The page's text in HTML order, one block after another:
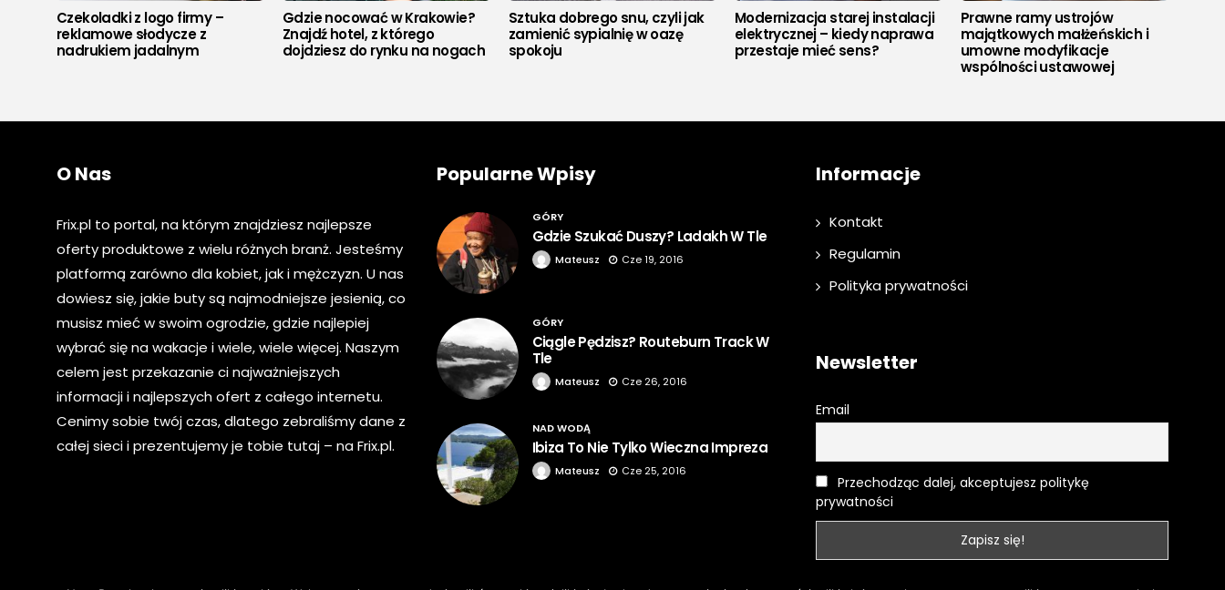
Czekoladki z logo firmy –
reklamowe słodycze z
nadrukiem jadalnym
Gdzie nocować w Krakowie?
Znajdź hotel, z którego
dojdziesz do rynku na nogach
Sztuka dobrego snu, czyli jak
zamienić sypialnię w oazę
spokoju
Modernizacja starej instalacji
elektrycznej – kiedy naprawa
przestaje mieć sens?
Prawne ramy ustrojów
majątkowych małżeńskich i
umowne modyfikacje
wspólności ustawowej
O Nas
Frix.pl to portal, na którym znajdziesz najlepsze
oferty produktowe z wielu różnych branż. Jesteśmy
platformą zarówno dla kobiet, jak i mężczyzn. U nas
dowiesz się, jakie buty są najmodniejsze jesienią, co
musisz mieć w swoim ogrodzie, gdzie najlepiej
wybrać się na wakacje i wiele, wiele więcej. Naszym
celem jest przekazanie ci najważniejszych
informacji i najlepszych ofert z całego internetu.
Cenimy sobie twój czas, dlatego zebraliśmy dane z
całej sieci i prezentujemy je tobie tutaj – na Frix.pl.
Popularne Wpisy
GÓRY
Gdzie Szukać Duszy? Ladakh W Tle
Mateusz Cze 19, 2016
GÓRY
Ciągle Pędzisz? Routeburn Track W
Tle
Mateusz Cze 26, 2016
NAD WODĄ
Ibiza To Nie Tylko Wieczna Impreza
Mateusz Cze 25, 2016
Informacje
Kontakt
Regulamin
Polityka prywatności
Newsletter
Email
Przechodząc dalej, akceptujesz politykę
prywatności